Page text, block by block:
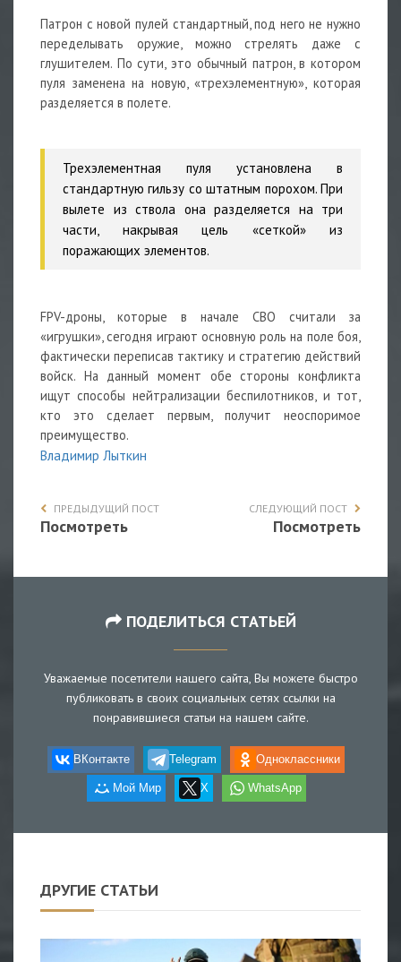
Патрон с новой пулей стандартный, под него не нужно
переделывать
оружие, можно стрелять даже с
глушителем. По сути, это обычный патрон, в котором
пуля заменена на новую, «трехэлементную», которая
разделяется в полете.
Трехэлементная пуля установлена в
стандартную гильзу со штатным порохом. При
вылете из ствола она разделяется на три
части, накрывая цель «сеткой» из
поражающих элементов.
FPV-дроны, которые в начале СВО считали за
«игрушки», сегодня играют основную роль на поле боя,
фактически переписав тактику и стратегию действий
войск. На данный момент обе стороны конфликта
ищут способы нейтрализации беспилотников, и тот,
кто это сделает первым, получит неоспоримое
преимущество.
Владимир Лыткин
ПРЕДЫДУЩИЙ ПОСТ
Посмотреть
СЛЕДУЮЩИЙ ПОСТ
Посмотреть
ПОДЕЛИТЬСЯ СТАТЬЕЙ
Уважаемые посетители нашего сайта, Вы можете быстро
публиковать в своих социальных сетях ссылки на
понравившиеся статьи на нашем сайте.
ВКонтакте Telegram Одноклассники
Мой Мир X WhatsApp
ДРУГИЕ СТАТЬИ